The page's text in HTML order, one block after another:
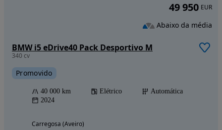
BMW i5 eDrive40 Pack Desportivo M
340 cv
Promovido
40 000 km Elétrico
Automática
2024
Carregosa (Aveiro)
49 950 EUR
Abaixo da média